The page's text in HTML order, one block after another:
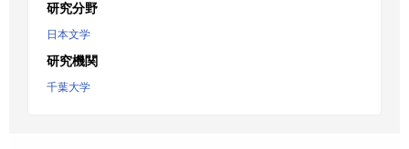
研究分野
日本文学
研究機関
千葉大学